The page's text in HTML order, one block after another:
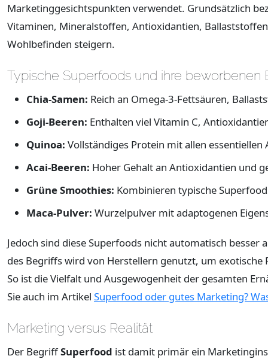
Marketinggesichtspunkten verwendet. Grundsätzlich
Vitaminen, Mineralstoffen, Antioxidantien,
Wohlbefinden steigern.
Typische Superfoods und ihre beworbenen
Chia-Samen: Reich an Omega-3-Fettsäuren,
Goji-Beeren: Enthalten viel Vitamin C,
Quinoa: Vollständiges Protein mit allen
Acai-Beeren: Hoher Gehalt an Antioxidantien und
Grüne Smoothies: Kombinieren typische
Maca-Pulver: Wurzelpulver mit adaptogenen
Jedoch sind diese Superfoods nicht automatisch
des Begriffs wird von Herstellern genutzt, um
So ist die Vielfalt und Ausgewogenheit der gesamten
Sie auch im Artikel Superfood oder gutes Marketing?
Marketing versus Realität
Der BegriffSuperfood ist damit primär ein